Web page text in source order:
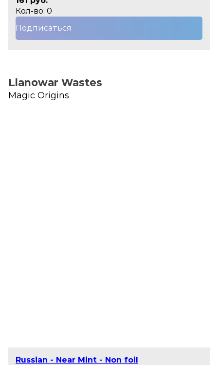
Кол-во: 0
Подписаться
Llanowar Wastes
Magic Origins
Russian - Near Mint - Non foil